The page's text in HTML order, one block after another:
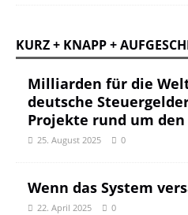
KURZ + KNAPP +
Milliarden für die
deutsche
Projekte rund um den
25. August 2025 0
Wenn das System
22. April 2025 0